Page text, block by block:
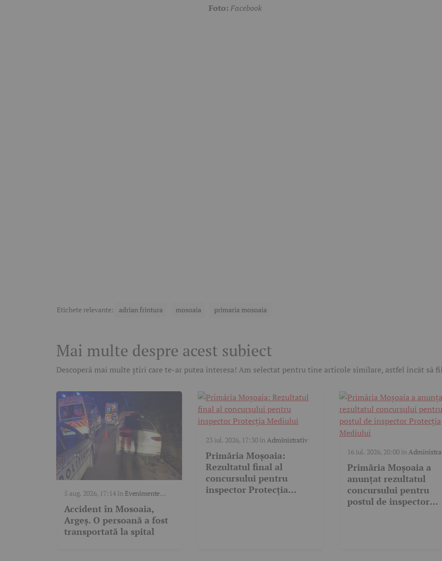
Foto:Facebook
Etichete relevante: adrian frintura mosoaia primaria mosoaia
Mai multe despre acest subiect
Descoperă mai multe știri care te-ar putea interesa! Am selectat pentru tine articole similare, astfel încât să
5 aug. 2026, 17:14în Evenimente
trafic
Accident în Mosoaia,
Argeș. O persoană a fost
transportată la spital
23 iul. 2026, 17:30înAdministrativ
Primăria Moșoaia:
Rezultatul final al
concursului pentru
inspector Protecția
16 iul. 2026, 20:00în
Primăria Moșoaia a
anunțat rezultatul
concursului pentru
postul de inspector